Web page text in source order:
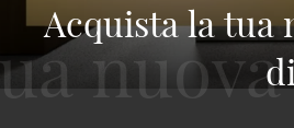
Acquista la tua